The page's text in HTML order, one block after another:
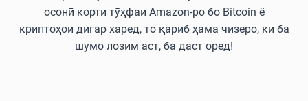
осонӣ корти тӯҳфаи Amazon-ро бо Bitcoin ё
криптоҳои дигар харед, то қариб ҳама чизеро, ки ба
шумо лозим аст, ба даст оред!